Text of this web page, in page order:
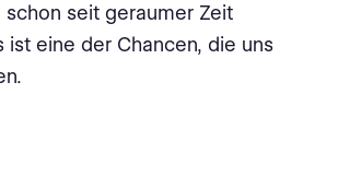
seit geraumer Zeit
ist eine der Chancen, die uns